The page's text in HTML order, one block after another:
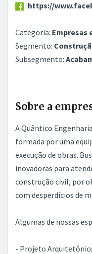
https://
Categoria: Empresas
Segmento:
Subsegmento:
Sobre a
A Quântico
formada por uma
execução de obras.
inovadoras para
construção civil, por
com desperdícios de
Algumas de nossas
- Projeto